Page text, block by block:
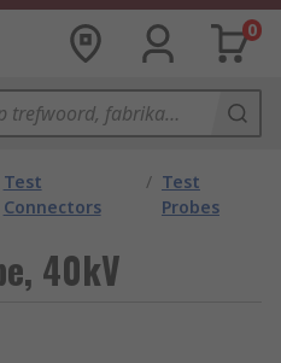
0
Test
Connectors
/ Test
Probes
40kV